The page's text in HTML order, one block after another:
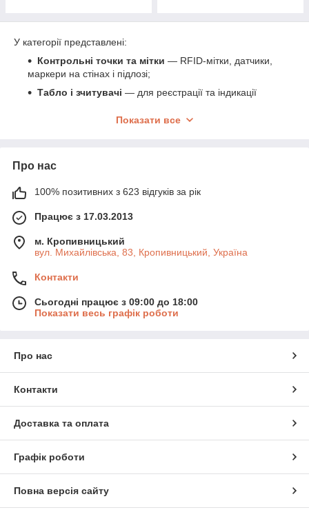
У категорії представлені:
Контрольні точки та мітки — RFID-мітки, датчики,
маркери на стінах і підлозі;
Табло і зчитувачі — для реєстрації та індикації
Контролери та база обліку— пристрої збору даних
екстреного виклику допомоги;
Програмне забезпечення
— мобільні та веб-
додатки для моніторингу, звітності й аналізу.
Оберіть систему, звернувши увагу на зону зчитування,
інтеграції з обліковими системами. Надійна система
контролю обходів — це прозорість роботи, дисципліна і
безпека персоналу та об'єктів.
Показати все
Про нас
100% позитивних з 623 відгуків за рік
Працює з 17.03.2013
м. Кропивницький
вул. Михайлівська, 83, Кропивницький, Україна
Контакти
Сьогодні працює з 09:00 до 18:00
Показати весь графік роботи
Про нас
Контакти
Доставка та оплата
Графік роботи
Повна версія сайту